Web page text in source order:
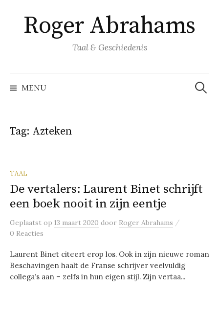
inhoud
springen
Roger Abrahams
Taal & Geschiedenis
MENU
Zoeken
naar:
Tag: Azteken
TAAL
De vertalers: Laurent Binet schrijft
een boek nooit in zijn eentje
Geplaatst op 13 maart 2020 door Roger Abrahams /
0 Reacties
Laurent Binet citeert erop los. Ook in zijn nieuwe roman
Beschavingen haalt de Franse schrijver veelvuldig
collega’s aan – zelfs in hun eigen stijl. Zijn vertaa...